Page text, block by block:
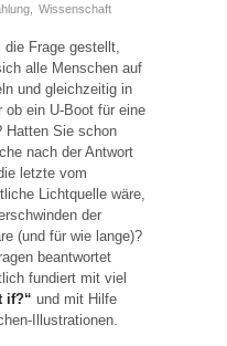
Wissenschaft
die Frage gestellt,
alle Menschen auf
und gleichzeitig in
ob ein U-Boot für eine
Hatten Sie schon
nach der Antwort
letzte vom
Lichtquelle wäre,
der
(und für wie lange)?
beantwortet
fundiert mit viel
if?“ und mit Hilfe
Illustrationen.